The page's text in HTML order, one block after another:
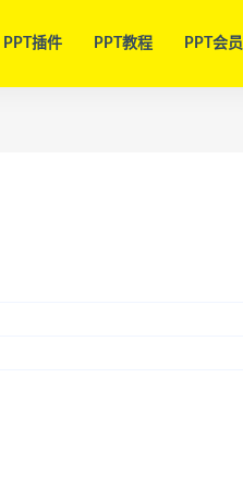
PPT插件 PPT教程 PPT会员